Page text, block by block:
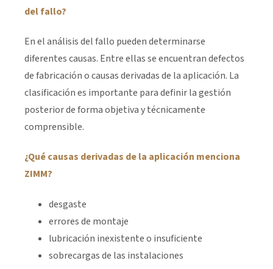
del fallo?
En el análisis del fallo pueden determinarse
diferentes causas. Entre ellas se encuentran defectos
de fabricación o causas derivadas de la aplicación. La
clasificación es importante para definir la gestión
posterior de forma objetiva y técnicamente
comprensible.
¿Qué causas derivadas de la aplicación menciona
ZIMM?
desgaste
errores de montaje
lubricación inexistente o insuficiente
sobrecargas de las instalaciones